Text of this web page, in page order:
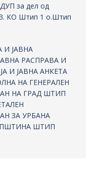
за дел од
КО Штип 1 о.Штип
И ЈАВНА
РАСПРАВА И
И ЈАВНА АНКЕТА
НА ГЕНЕРАЛЕН
НА ГРАД ШТИП
ЗА УРБАНА
ШТИП